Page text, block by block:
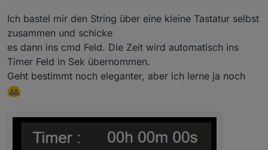
Ich bastel mir den String über eine kleine Tastatur selbst
zusammen und schicke
es dann ins cmd Feld. Die Zeit wird automatisch ins
Timer Feld in Sek übernommen.
Geht bestimmt noch eleganter, aber ich lerne ja noch